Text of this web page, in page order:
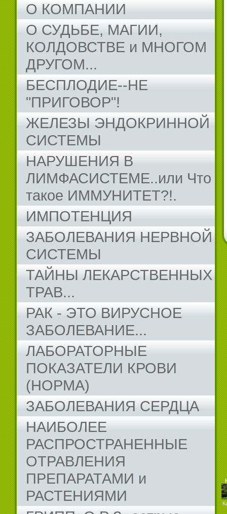
О КОМПАНИИ
О СУДЬБЕ, МАГИИ,
КОЛДОВСТВЕ и МНОГОМ
ДРУГОМ...
БЕСПЛОДИЕ--НЕ
"ПРИГОВОР"!
ЖЕЛЕЗЫ ЭНДОКРИННОЙ
СИСТЕМЫ
НАРУШЕНИЯ В
ЛИМФАСИСТЕМЕ..или Что
такое ИММУНИТЕТ?!.
ИМПОТЕНЦИЯ
ЗАБОЛЕВАНИЯ НЕРВНОЙ
СИСТЕМЫ
ТАЙНЫ ЛЕКАРСТВЕННЫХ
ТРАВ...
РАК - ЭТО ВИРУСНОЕ
ЗАБОЛЕВАНИЕ...
ЛАБОРАТОРНЫЕ
ПОКАЗАТЕЛИ КРОВИ
(НОРМА)
ЗАБОЛЕВАНИЯ СЕРДЦА
НАИБОЛЕЕ
РАСПРОСТРАНЕННЫЕ
ОТРАВЛЕНИЯ
ПРЕПАРАТАМИ и
РАСТЕНИЯМИ